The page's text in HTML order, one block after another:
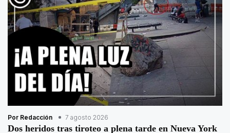
Por Redacción 7 agosto 2026
Dos heridos tras tiroteo a plena tarde en Nueva York